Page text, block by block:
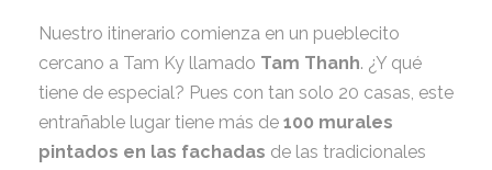
Nuestro itinerario comienza en un pueblecito
cercano a Tam Ky llamado Tam Thanh. ¿Y qué
tiene de especial? Pues con tan solo 20 casas, este
entrañable lugar tiene más de 100 murales
pintados en las fachadas de las tradicionales